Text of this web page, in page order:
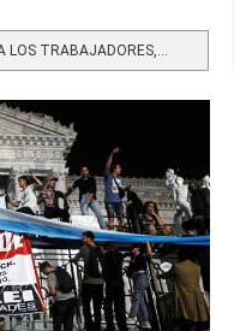
LOS TRABAJADORES,...